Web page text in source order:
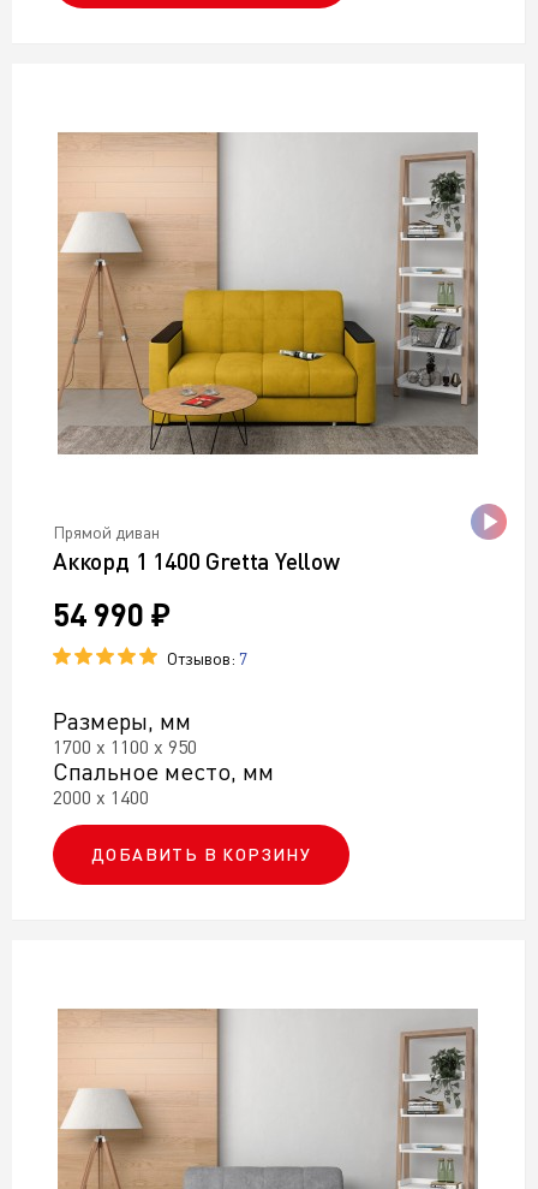
Прямой диван
Аккорд 1 1400 Gretta Yellow
54 990 ₽
Отзывов: 7
Размеры, мм
1700 х 1100 х 950
Спальное место, мм
2000 х 1400
ДОБАВИТЬ В КОРЗИНУ